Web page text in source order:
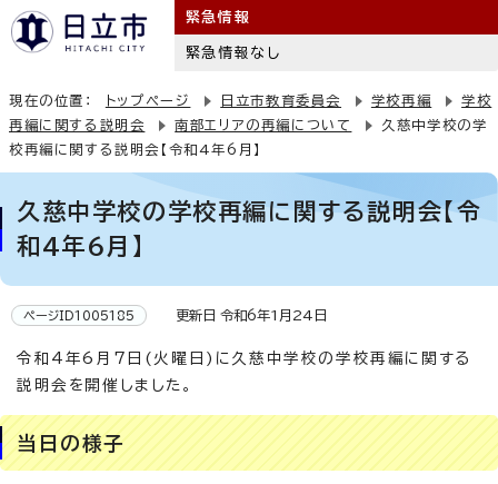
緊急情報
緊急情報なし
現在の位置： トップページ 日立市教育委員会 学校再編
学校
再編に関する説明会
南部エリアの再編について
久慈中学校の学
校再編に関する説明会【令和4年6月】
久慈中学校の学校再編に関する説明会【令
和4年6月】
ページID1005185 更新日 令和6年1月24日
令和4年6月7日(火曜日)に久慈中学校の学校再編に関する
説明会を開催しました。
当日の様子